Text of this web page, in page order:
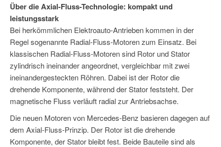
Über die Axial-Fluss-Technologie: kompakt und
leistungsstark
Bei herkömmlichen Elektroauto-Antrieben kommen in der
Regel sogenannte Radial-Fluss-Motoren zum Einsatz. Bei
klassischen Radial-Fluss-Motoren sind Rotor und Stator
zylindrisch ineinander angeordnet, vergleichbar mit zwei
ineinandergesteckten Röhren. Dabei ist der Rotor die
drehende Komponente, während der Stator feststeht. Der
magnetische Fluss verläuft radial zur Antriebsachse.
Die neuen Motoren von Mercedes-Benz basieren dagegen auf
dem Axial-Fluss-Prinzip. Der Rotor ist die drehende
Komponente, der Stator bleibt fest. Beide Bauteile sind als